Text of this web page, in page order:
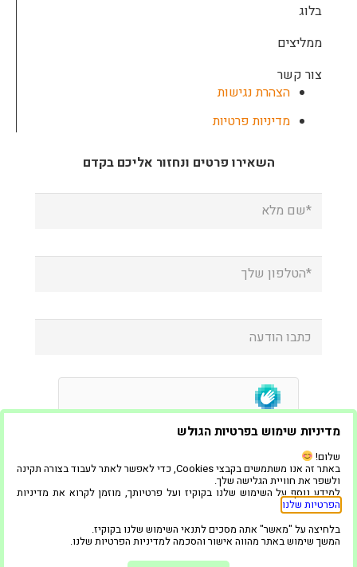
בלוג
ממליצים
צור קשר
הצהרת נגישות
מדיניות פרטיות
השאירו פרטים ונחזור אליכם בקדם
מדיניות שימוש בפרטיות הגולש
שלום!
באתר זה אנו משתמשים בקבצי Cookies, כדי לאפשר לאתר לעבוד בצורה תקינה
ולשפר את חוויית הגלישה שלך.
למידע נוסף על השימוש שלנו בקוקיז ועל פרטיותך, מוזמן לקרוא את מדיניות
הפרטיות שלנו
בלחיצה על "מאשר" אתה מסכים לתנאי השימוש שלנו בקוקיז.
המשך שימוש באתר מהווה אישור והסכמה למדיניות הפרטיות שלנו.